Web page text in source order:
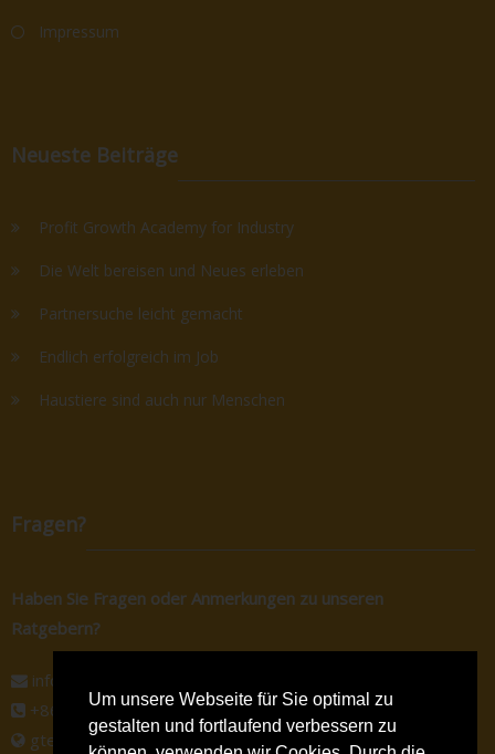
Um unsere Webseite für Sie optimal zu
gestalten und fortlaufend verbessern zu
Impressum
Neueste Beiträge
Profit Growth Academy for Industry
Die Welt bereisen und Neues erleben
Partnersuche leicht gemacht
Endlich erfolgreich im Job
Haustiere sind auch nur Menschen
Fragen?
Haben Sie Fragen oder Anmerkungen zu unseren
Ratgebern?
info@gtec-shop.de
+86 134 82438080
gtec-shop.de